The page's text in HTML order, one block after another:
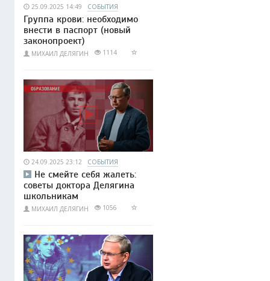
25.09.2025 14:49 СОБЫТИЯ
Группа крови: необходимо
внести в паспорт (новый
законопроект)
МИХАИЛ ДЕЛЯГИН 1114
24.09.2025 23:12 СОБЫТИЯ
Не смейте себя жалеть:
советы доктора Делягина
школьникам
МИХАИЛ ДЕЛЯГИН 1056